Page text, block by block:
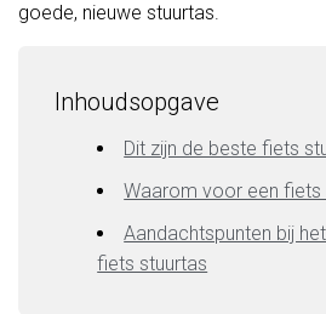
goede, nieuwe stuurtas.
Inhoudsopgave
Dit zijn de beste fiets
Waarom voor een fiets
Aandachtspunten bij
fiets stuurtas